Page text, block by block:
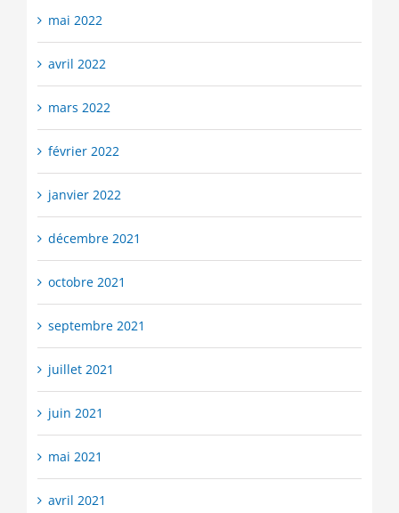
mai 2022
avril 2022
mars 2022
février 2022
janvier 2022
décembre 2021
octobre 2021
septembre 2021
juillet 2021
juin 2021
mai 2021
avril 2021